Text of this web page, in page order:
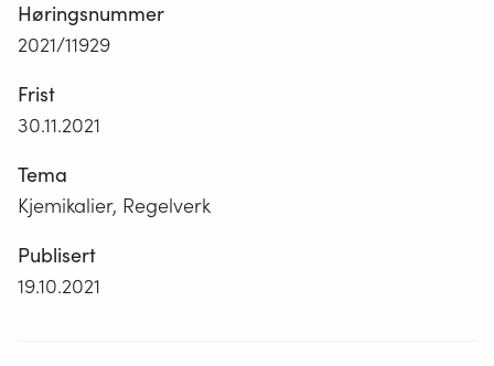
Høringsnummer
2021/11929
Frist
30.11.2021
Tema
Kjemikalier, Regelverk
Publisert
19.10.2021